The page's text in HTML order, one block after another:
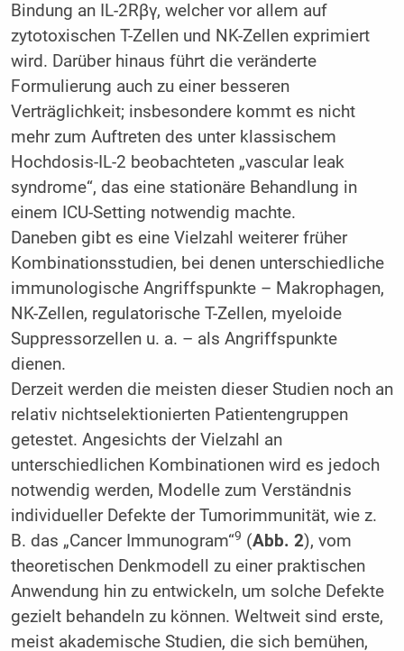
Bindung an IL-2Rβγ, welcher vor allem auf
zytotoxischen T-Zellen und NK-Zellen exprimiert
wird. Darüber hinaus führt die veränderte
Formulierung auch zu einer besseren
Verträglichkeit; insbesondere kommt es nicht
mehr zum Auftreten des unter klassischem
Hochdosis-IL-2 beobachteten „vascular leak
syndrome“, das eine stationäre Behandlung in
einem ICU-Setting notwendig machte.
Daneben gibt es eine Vielzahl weiterer früher
Kombinationsstudien, bei denen unterschiedliche
immunologische Angriffspunkte – Makrophagen,
NK-Zellen, regulatorische T-Zellen, myeloide
Suppressorzellen u. a. – als Angriffspunkte
dienen.
Derzeit werden die meisten dieser Studien noch an
relativ nichtselektionierten Patientengruppen
getestet. Angesichts der Vielzahl an
unterschiedlichen Kombinationen wird es jedoch
notwendig werden, Modelle zum Verständnis
individueller Defekte der Tumorimmunität, wie z.
B. das „Cancer Immunogram“9 (Abb. 2), vom
theoretischen Denkmodell zu einer praktischen
Anwendung hin zu entwickeln, um solche Defekte
gezielt behandeln zu können. Weltweit sind erste,
meist akademische Studien, die sich bemühen,